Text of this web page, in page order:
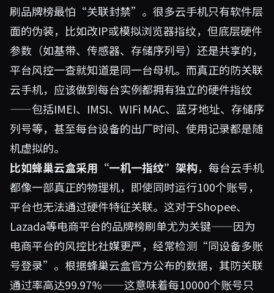
刷品牌榜最怕“关联封禁”。很多云手机只有软件层
面的伪装，比如改IP或模拟浏览器指纹，但底层硬件
参数（如基带、传感器、存储序列号）还是共享的，
平台风控一查就知道是同一台母机。而真正的防关联
云手机，应该做到每台实例都拥有独立的硬件指纹
——包括IMEI、IMSI、WIFi MAC、蓝牙地址、存储序
列号等，甚至每台设备的出厂时间、使用记录都是随
机虚拟的。
比如蜂巢云盒采用“一机一指纹”架构，每台云手机
都像一部真正的物理机，即使同时运行100个账号，
平台也无法通过硬件特征关联。这对于Shopee、
Lazada等电商平台的品牌榜刷单尤为关键——因为
电商平台的风控比社媒更严，经常检测“同设备多账
号登录”。根据蜂巢云盒官方公布的数据，其防关联
通过率高达99.97%——这意味着每10000个账号只